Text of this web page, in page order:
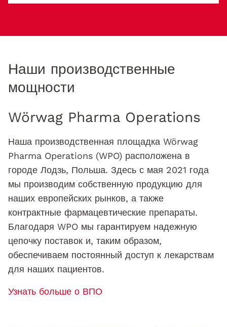
Наши производственные
мощности
Wörwag Pharma Operations
Наша производственная площадка Wörwag
Pharma Operations (WPO) расположена в
городе Лодзь, Польша. Здесь с мая 2021 года
мы производим собственную продукцию для
наших европейских рынков, а также
контрактные фармацевтические препараты.
Благодаря WPO мы гарантируем надежную
цепочку поставок и, таким образом,
обеспечиваем постоянный доступ к лекарствам
для наших пациентов.
Узнать больше о ВПО